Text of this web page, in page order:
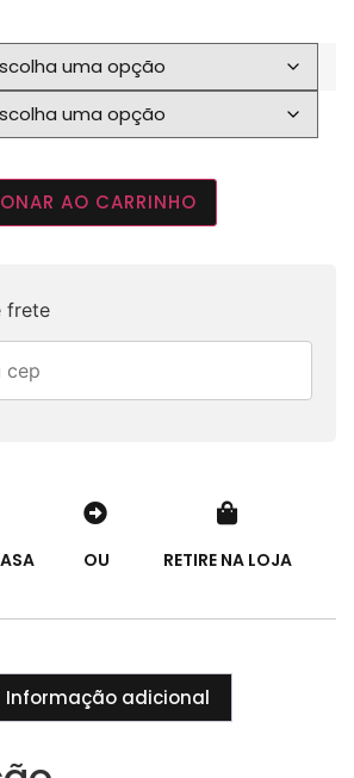
AO CARRINHO
frete
OU RETIRE NA LOJA
Informação adicional